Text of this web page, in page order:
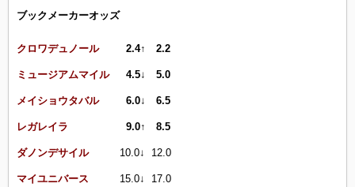
ブックメーカーオッズ
クロワデュノール 2.4↑ 2.2
ミュージアムマイル 4.5↓ 5.0
メイショウタバル 6.0↓ 6.5
レガレイラ 9.0↑ 8.5
ダノンデサイル 10.0↓ 12.0
マイユニバース 15.0↓ 17.0